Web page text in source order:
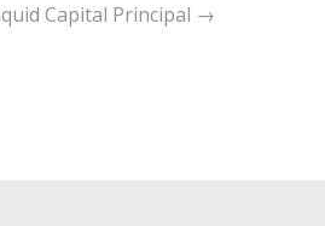
Capital Principal →